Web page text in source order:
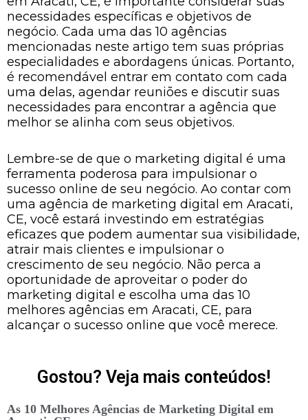
necessidades específicas e objetivos de
negócio. Cada uma das 10 agências
mencionadas neste artigo tem suas próprias
especialidades e abordagens únicas. Portanto,
é recomendável entrar em contato com cada
uma delas, agendar reuniões e discutir suas
necessidades para encontrar a agência que
melhor se alinha com seus objetivos.
Lembre-se de que o marketing digital é uma
ferramenta poderosa para impulsionar o
sucesso online de seu negócio. Ao contar com
uma agência de marketing digital em Aracati,
CE, você estará investindo em estratégias
eficazes que podem aumentar sua visibilidade,
atrair mais clientes e impulsionar o
crescimento de seu negócio. Não perca a
oportunidade de aproveitar o poder do
marketing digital e escolha uma das 10
melhores agências em Aracati, CE, para
alcançar o sucesso online que você merece.
Gostou? Veja mais conteúdos!
As 10 Melhores Agências de Marketing Digital em